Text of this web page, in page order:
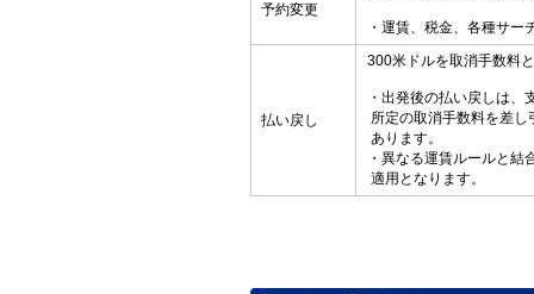
予約変更
・運賃、税金、各種サ
払い戻し
300米ドルを取消手数料
・出発後の払い戻しは
所定の取消手数料を差
あります。
・異なる運賃ルールと
適用となります。